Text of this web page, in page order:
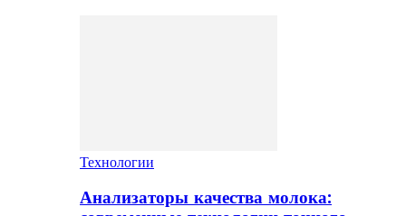
Технологии
Анализаторы качества молока: